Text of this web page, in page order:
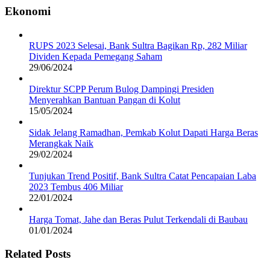
Ekonomi
RUPS 2023 Selesai, Bank Sultra Bagikan Rp, 282 Miliar
Dividen Kepada Pemegang Saham
29/06/2024
Direktur SCPP Perum Bulog Dampingi Presiden
Menyerahkan Bantuan Pangan di Kolut
15/05/2024
Sidak Jelang Ramadhan, Pemkab Kolut Dapati Harga Beras
Merangkak Naik
29/02/2024
Tunjukan Trend Positif, Bank Sultra Catat Pencapaian Laba
2023 Tembus 406 Miliar
22/01/2024
Harga Tomat, Jahe dan Beras Pulut Terkendali di Baubau
01/01/2024
Related Posts